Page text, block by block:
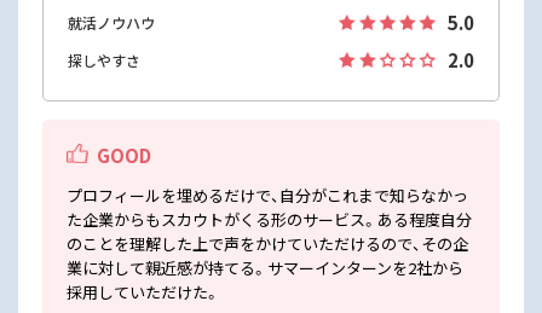
就活ノウハウ 5.0
探しやすさ 2.0
GOOD
プロフィールを埋めるだけで、自分がこれまで知らなかっ
た企業からもスカウトがくる形のサービス。ある程度自分
のことを理解した上で声をかけていただけるので、その企
業に対して親近感が持てる。サマーインターンを2社から
採用していただけた。